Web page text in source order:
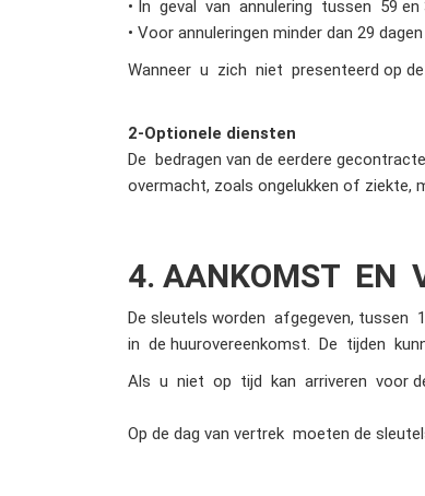
• In geval van annulering tussen 59
• Voor annuleringen minder dan 29
Wanneer u zich niet presenteerd op
2-Optionele diensten
De bedragen van de eerdere
overmacht, zoals ongelukken of ziekte,
4. AANKOMST EN
De sleutels worden afgegeven, tussen
in de huurovereenkomst. De tijden
Als u niet op tijd kan arriveren voor
Op de dag van vertrek moeten de